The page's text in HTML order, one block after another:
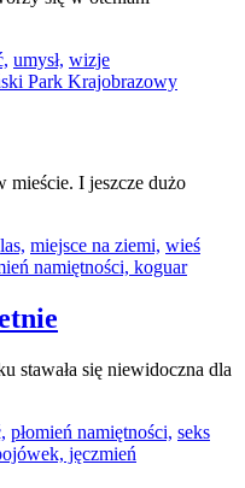
umysł, wizje
mieście. I jeszcze dużo
las, miejsce na ziemi, wieś
stawała się niewidoczna dla
płomień namiętności, seks